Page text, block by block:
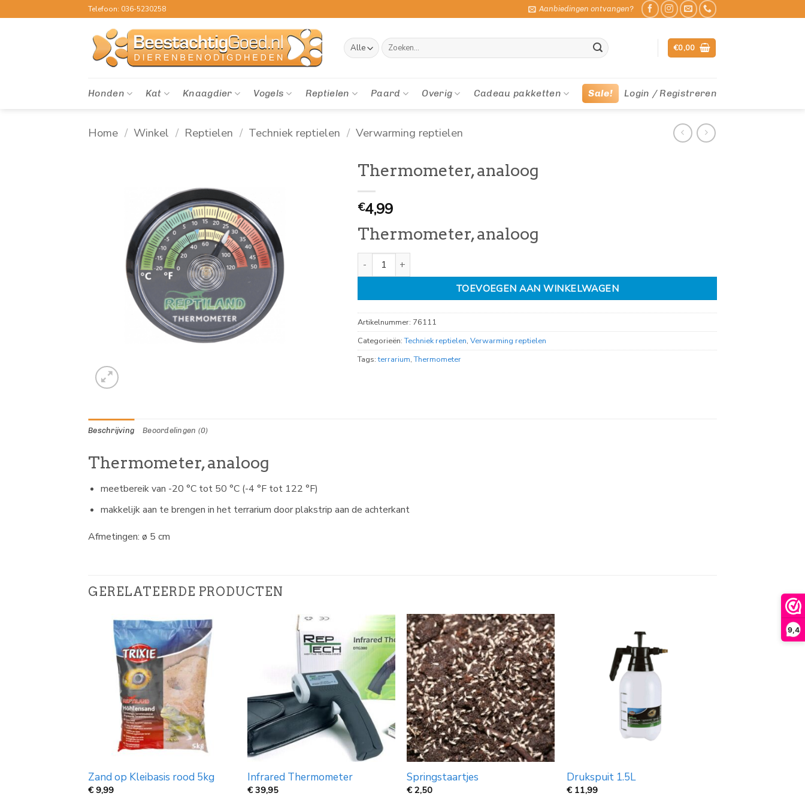
9,4
naar
Telefoon: 036-5230258 Aanbiedingen ontvangen?
Zoeken
naar:
€0,00
Honden Kat Knaagdier Vogels Reptielen Paard Overig Cadeau pakketten Sale! Login / Registreren
Home / Winkel / Reptielen / Techniek reptielen / Verwarming reptielen
Thermometer, analoog
€4,99
Thermometer, analoog
Thermometer, analoog aantal
TOEVOEGEN AAN WINKELWAGEN
Artikelnummer: 76111
Categorieën:Techniek reptielen, Verwarming reptielen
Tags:terrarium,Thermometer
Beschrijving Beoordelingen (0)
Thermometer, analoog
meetbereik van -20 °C tot 50 °C (-4 °F tot 122 °F)
makkelijk aan te brengen in het terrarium door plakstrip aan de achterkant
Afmetingen: ø 5 cm
GERELATEERDE PRODUCTEN
Zand op Kleibasis rood 5kg
€ 9,99
Infrared Thermometer
€39,95
Springstaartjes
€2,50
Drukspuit 1.5L
€ 11,99